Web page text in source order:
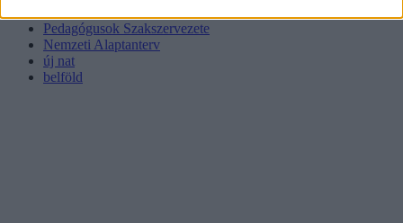
Pedagógusok Szakszervezete
Nemzeti Alaptanterv
új nat
belföld